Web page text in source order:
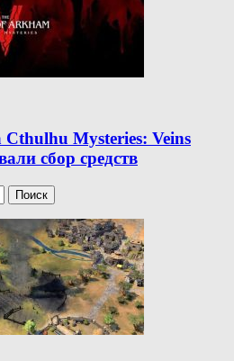
Cthulhu Mysteries: Veins
сбор средств